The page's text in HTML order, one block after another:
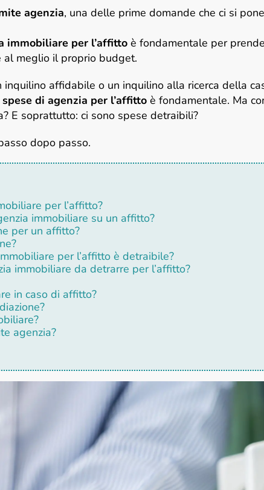
agenzia, una delle prime domande che ci si
immobiliare per l’affitto è fondamentale per
al meglio il proprio budget.
inquilino affidabile o un inquilino alla ricerca della
di agenzia per l’affitto è fondamentale. Ma
E soprattutto: ci sono spese detraibili?
dopo passo.
per l’affitto?
immobiliare su un affitto?
per un affitto?
per l’affitto è detraibile?
immobiliare da detrarre per l’affitto?
in caso di affitto?
agenzia?